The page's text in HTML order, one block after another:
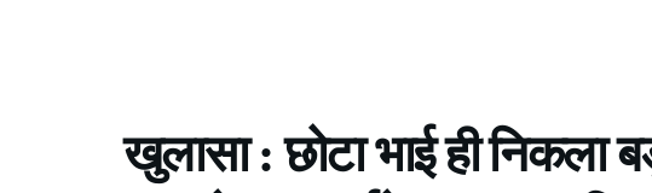
खुलासा : छोटा भाई ही निकला